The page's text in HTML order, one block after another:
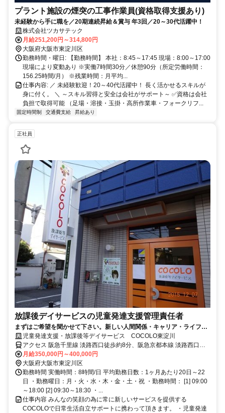
プラント施設の煙突の工事作業員(資格取得支援あり)
未経験から手に職を／20期連続昇給＆賞与 年3回／20～30代活躍中！
株式会社ツカサテック
月給251,200円～314,800円
大阪府大阪市東淀川区
勤務時間・曜日: 【勤務時間】 本社：8:45～17:45 現場：8:00～17:00
現場により変動あり ※実働7時間30分／休憩90分（所定労働時間：
156.25時間/月） ※残業時間：月平均...
仕事内容: ／ 未経験歓迎！20～40代活躍中！ 長く活かせるスキルが
身に付く。 ＼ ～スキル習得と安全は会社がサポート～ ✅資格は会社
負担で取得可能 （足場・溶接・玉掛・高所作業車・フォークリフ...
固定時間制 交通費支給 昇給あり
正社員
放課後デイサービスの児童発達支援管理責任者
まずはご希望を聞かせて下さい。新しい人間関係・キャリア・ライフス
タイルを一緒に始めませんか？
児童発達支援・放課後等デイサービス COCOLO東淀川
アクセス 阪急千里線 淡路西口徒歩約8分、阪急京都本線 淡路西口徒
歩約8分、阪急千里線 下新庄西出口徒歩約10分
月給350,000円～400,000円
大阪府大阪市東淀川区
勤務時間 実働時間：8時間/日 平均勤務日数：1ヶ月あたり20日～22
日 ・勤務曜日：月・火・水・木・金・土・祝 ・勤務時間： [1] 09:00
～18:00 [2] 09:30～18:30 ・...
仕事内容 みんなの笑顔の為に常に新しいサービスを提供する
COCOLOで日常生活自立サポートに携わって頂きます。 ・児童発達